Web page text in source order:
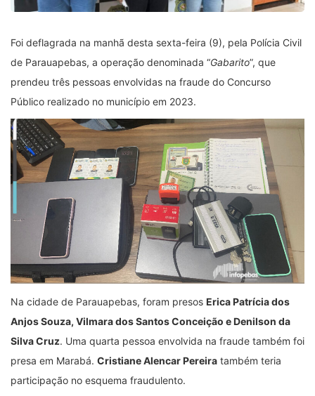
Foi deflagrada na manhã desta sexta-feira (9), pela Polícia Civil
de Parauapebas, a operação denominada “Gabarito”, que
prendeu três pessoas envolvidas na fraude do Concurso
Público realizado no município em 2023.
Na cidade de Parauapebas, foram presos Erica Patrícia dos
Anjos Souza, Vilmara dos Santos Conceição e Denilson da
Silva Cruz. Uma quarta pessoa envolvida na fraude também foi
presa em Marabá. Cristiane Alencar Pereira também teria
participação no esquema fraudulento.